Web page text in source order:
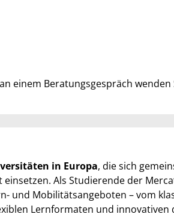
einem Beratungsgespräch wenden
in Europa, die sich
Als Studierende der
und Mobilitätsangeboten – vom
Lernformaten und innovativen